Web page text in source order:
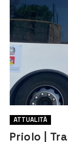
ATTUALITÀ
Priolo |